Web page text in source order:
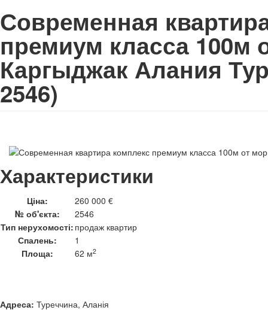
Современная
премиум класса 100м
Каргыджак Алания
2546)
Характеристики
Ціна:
260 000 €
№ об'єкта:
2546
Тип нерухомості: продаж квартир
Спалень:
1
Площа:
62 м2
Адреса: Туреччина, Аланія